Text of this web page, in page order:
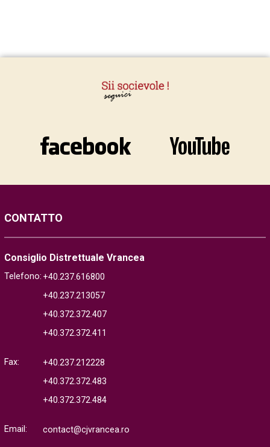
CONTATTO
Consiglio Distrettuale Vrancea
Telefono: +40.237.616800
+40.237.213057
+40.372.372.407
+40.372.372.411
Fax:
+40.237.212228
+40.372.372.483
+40.372.372.484
Email: contact@cjvrancea.ro